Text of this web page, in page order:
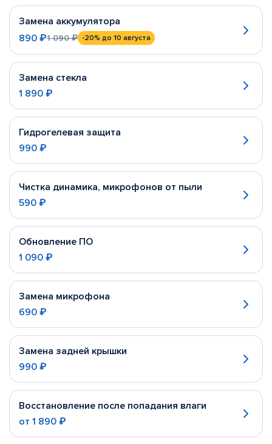
Замена аккумулятора
890 ₽1 090 ₽ -20% до 10 августа
Замена стекла
1 890 ₽
Гидрогелевая защита
990 ₽
Чистка динамика, микрофонов от пыли
590 ₽
Обновление ПО
1 090 ₽
Замена микрофона
690 ₽
Замена задней крышки
990 ₽
Восстановление после попадания влаги
от 1 890 ₽